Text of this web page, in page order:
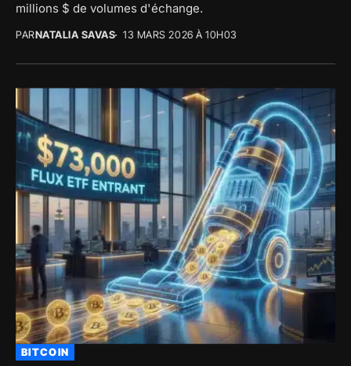
millions $ de volumes d'échange.
PARNATALIA SAVAS 13 MARS 2026 À 10H03
BITCOIN